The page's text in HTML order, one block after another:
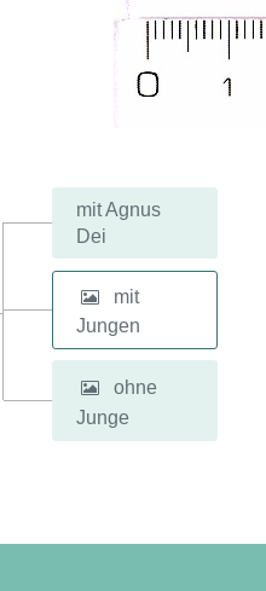
mit Agnus
Dei
mit
Jungen
ohne
Junge